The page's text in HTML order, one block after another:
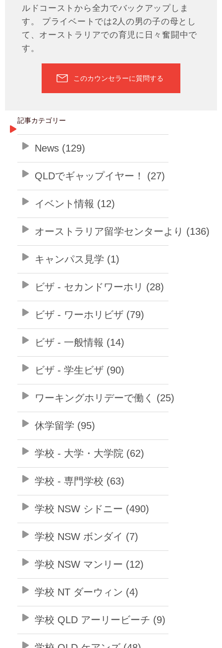
ルドコーストから全力でバックアップしま
す。 プライベートでは2人の男の子の母とし
て、オーストラリアでの育児に日々奮闘中で
す。
このカウンセラーに質問する
記事カテゴリー
News (129)
QLDでギャップイヤー！ (27)
イベント情報 (12)
オーストラリア留学センターより (136)
キャンパス見学 (1)
ビザ - セカンドワーホリ (28)
ビザ - ワーホリビザ (79)
ビザ - 一般情報 (14)
ビザ - 学生ビザ (90)
ワーキングホリデーで働く (25)
休学留学 (95)
学校 - 大学・大学院 (62)
学校 - 専門学校 (63)
学校 NSW シドニー (490)
学校 NSW ボンダイ (7)
学校 NSW マンリー (12)
学校 NT ダーウィン (4)
学校 QLD アーリービーチ (9)